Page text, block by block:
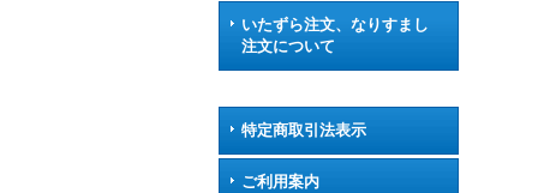
いたずら注文、なりすまし
注文について
特定商取引法表示
ご利用案内